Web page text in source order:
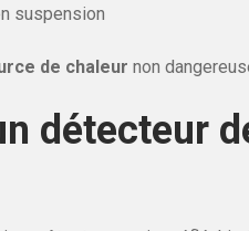
suspension
de chaleur non
détecteur